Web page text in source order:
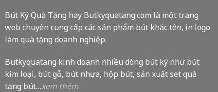
Bút Ký Quà Tặng hay Butkyquatang.com là một trang
web chuyên cung cấp các sản phẩm bút khắc tên, in logo
làm quà tặng doanh nghiệp.
Butkyquatang kinh doanh nhiều dòng bút ký như bút
kim loại, bút gỗ, bút nhựa, hộp bút, sản xuất set quà
tặng bút…xem thêm